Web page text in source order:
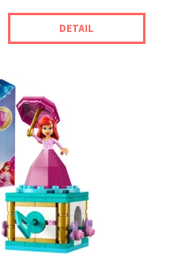
DETAIL
šatech! Postavte
a připevněte na něj Ariel s